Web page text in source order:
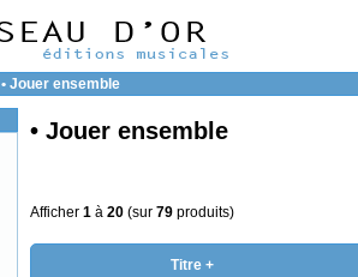
• Jouer ensemble
• Jouer ensemble
Afficher 1 à 20 (sur 79 produits)
Titre +